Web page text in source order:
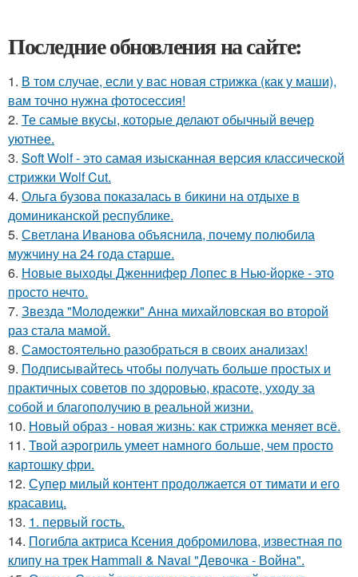
Последние обновления на сайте:
1. В том случае, если у вас новая стрижка (как у маши),
вам точно нужна фотосессия!
2. Те самые вкусы, которые делают обычный вечер
уютнее.
3. Soft Wolf - это самая изысканная версия классической
стрижки Wolf Cut.
4. Ольга бузова показалась в бикини на отдыхе в
доминиканской республике.
5. Светлана Иванова объяснила, почему полюбила
мужчину на 24 года старше.
6. Новые выходы Дженнифер Лопес в Нью-йорке - это
просто нечто.
7. Звезда "Молодежки" Анна михайловская во второй
раз стала мамой.
8. Самостоятельно разобраться в своих анализах!
9. Подписывайтесь чтобы получать больше простых и
практичных советов по здоровью, красоте, уходу за
собой и благополучию в реальной жизни.
10. Новый образ - новая жизнь: как стрижка меняет всё.
11. Твой аэрогриль умеет намного больше, чем просто
картошку фри.
12. Супер милый контент продолжается от тимати и его
красавиц.
13. 1. первый гость.
14. Погибла актриса Ксения добромилова, известная по
клипу на трек Hammali & Navai "Девочка - Война".